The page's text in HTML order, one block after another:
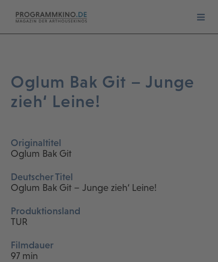
Oglum Bak Git – Junge
zieh‘ Leine!
Originaltitel
Oglum Bak Git
Deutscher Titel
Oglum Bak Git – Junge zieh‘ Leine!
Produktionsland
TUR
Filmdauer
97 min